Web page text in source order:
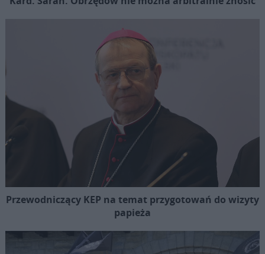
Przewodniczący KEP na temat przygotowań do wizyty
papieża